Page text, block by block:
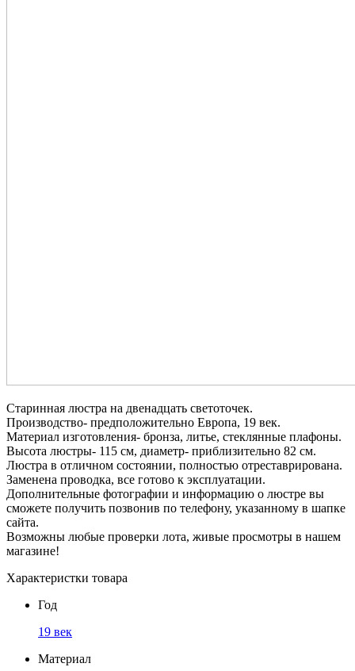
Старинная люстра на двенадцать светоточек.
Производство- предположительно Европа, 19 век.
Материал изготовления- бронза, литье, стеклянные плафоны.
Высота люстры- 115 см, диаметр- приблизительно 82 см.
Люстра в отличном состоянии, полностью отреставрирована.
Заменена проводка, все готово к эксплуатации.
Дополнительные фотографии и информацию о люстре вы
сможете получить позвонив по телефону, указанному в шапке
сайта.
Возможны любые проверки лота, живые просмотры в нашем
магазине!
Характеристки товара
Год
19 век
Материал